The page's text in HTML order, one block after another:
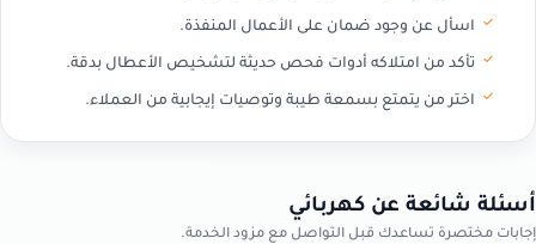
اسأل عن وجود ضمان على الأعمال المنفذة.
تأكد من امتلاكه أدوات فحص حديثة لتشخيص الأعطال بدقة.
اختر من يتمتع بسمعة طيبة وتوصيات إيجابية من العملاء.
أسئلة شائعة عن كهربائي
إجابات مختصرة تساعدك قبل التواصل مع مزود الخدمة.